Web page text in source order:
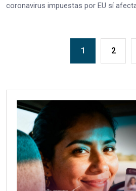
coronavirus impuestas por EU sí
1 2